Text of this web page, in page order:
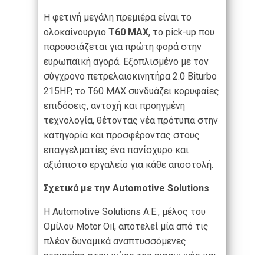
Η φετινή μεγάλη πρεμιέρα είναι το
ολοκαίνουργιο T60 MAX, το pick-up που
παρουσιάζεται για πρώτη φορά στην
ευρωπαϊκή αγορά. Εξοπλισμένο με τον
σύγχρονο πετρελαιοκινητήρα 2.0 Biturbo
215HP, το T60 MAX συνδυάζει κορυφαίες
επιδόσεις, αντοχή και προηγμένη
τεχνολογία, θέτοντας νέα πρότυπα στην
κατηγορία και προσφέροντας στους
επαγγελματίες ένα πανίσχυρο και
αξιόπιστο εργαλείο για κάθε αποστολή.
Σχετικά με την Automotive Solutions
Η Automotive Solutions A.E., μέλος του
Ομίλου Motor Oil, αποτελεί μία από τις
πλέον δυναμικά αναπτυσσόμενες